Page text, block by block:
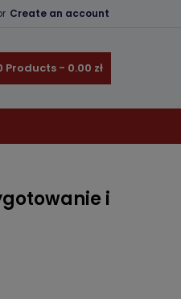
Create an account
Products - 0.00 zł
i